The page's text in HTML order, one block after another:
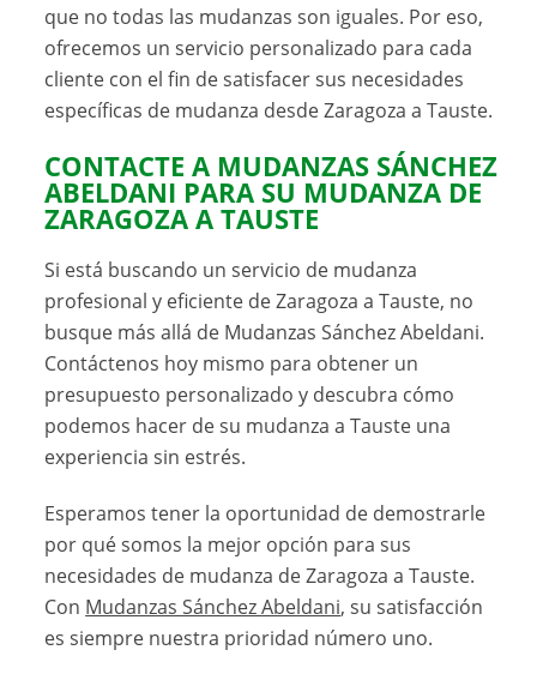
que no todas las mudanzas son iguales. Por eso,
ofrecemos un servicio personalizado para cada
cliente con el fin de satisfacer sus necesidades
específicas de mudanza desde Zaragoza a Tauste.
CONTACTE A MUDANZAS SÁNCHEZ
ABELDANI PARA SU MUDANZA DE
ZARAGOZA A TAUSTE
Si está buscando un servicio de mudanza
profesional y eficiente de Zaragoza a Tauste, no
busque más allá de Mudanzas Sánchez Abeldani.
Contáctenos hoy mismo para obtener un
presupuesto personalizado y descubra cómo
podemos hacer de su mudanza a Tauste una
experiencia sin estrés.
Esperamos tener la oportunidad de demostrarle
por qué somos la mejor opción para sus
necesidades de mudanza de Zaragoza a Tauste.
Con Mudanzas Sánchez Abeldani, su satisfacción
es siempre nuestra prioridad número uno.